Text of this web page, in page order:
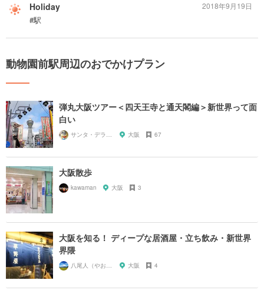
Holiday
#駅
2018年9月19日
動物園前駅周辺のおでかけプラン
弾丸大阪ツアー＜四天王寺と通天閣編＞新世界って面
白い
サンタ・デラックス 大阪 67
大阪散歩
kawaman 大阪 3
大阪を知る！ ディープな居酒屋・立ち飲み・新世界
界隈
八尾人（やおんちゅ） 大阪 4